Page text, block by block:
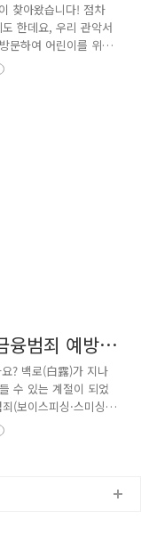
찾아왔습니다! 점차
한데요, 우리 관악서
문하여 어린이를 위한
학로 확보, 신호등·
통사고 예방을 위하
융범죄 예방
? 백로(白露)가 지나
수 있는 계절이 되었
(보이스피싱·스미싱
보호부와 남대문경
단지를 전달했는데
서 발생하는데요. 검찰